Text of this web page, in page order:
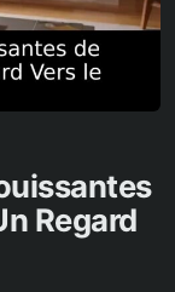
Regard